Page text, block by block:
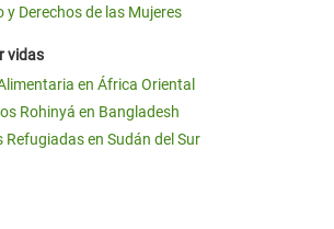
y Derechos de las Mujeres
vidas
en África Oriental
Rohinyá en Bangladesh
Refugiadas en Sudán del Sur